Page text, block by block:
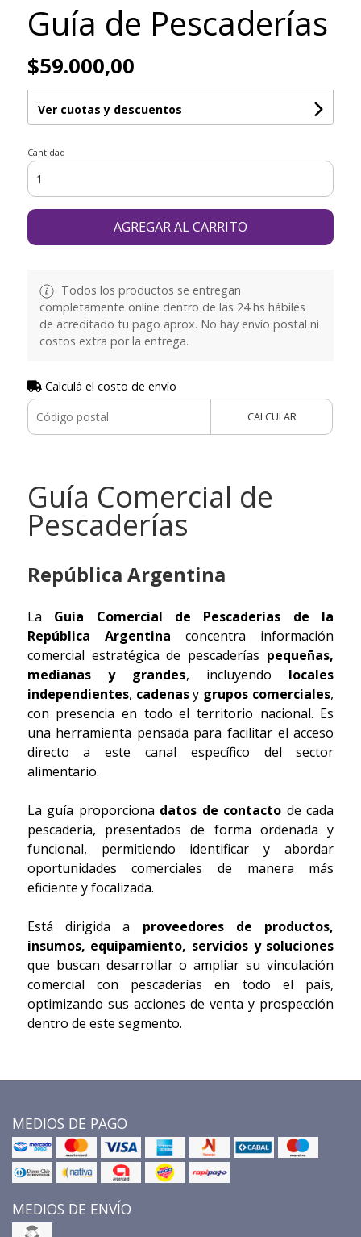
Guía de Pescaderías
$59.000,00
Ver cuotas y descuentos
Cantidad
AGREGAR AL CARRITO
Todos los productos se entregan
completamente online dentro de las 24 hs hábiles
de acreditado tu pago aprox. No hay envío postal ni
costos extra por la entrega.
Calculá el costo de envío
CALCULAR
Guía Comercial de
Pescaderías
República Argentina
La Guía Comercial de Pescaderías de la
República Argentina concentra información
comercial estratégica de pescaderías pequeñas,
medianas y grandes, incluyendo locales
independientes, cadenasy grupos comerciales,
con presencia en todo el territorio nacional. Es
una herramienta pensada para facilitar el acceso
directo a este canal específico del sector
alimentario.
La guía proporciona datos de contacto de cada
pescadería, presentados de forma ordenada y
funcional, permitiendo identificar y abordar
oportunidades comerciales de manera más
eficiente y focalizada.
Está dirigida a proveedores de productos,
insumos, equipamiento, servicios y soluciones
que buscan desarrollar o ampliar su vinculación
comercial con pescaderías en todo el país,
optimizando sus acciones de venta y prospección
dentro de este segmento.
MEDIOS DE PAGO
MEDIOS DE ENVÍO